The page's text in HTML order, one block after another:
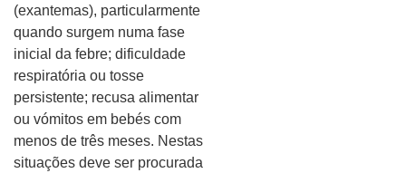
(exantemas), particularmente
quando surgem numa fase
inicial da febre; dificuldade
respiratória ou tosse
persistente; recusa alimentar
ou vómitos em bebés com
menos de três meses. Nestas
situações deve ser procurada